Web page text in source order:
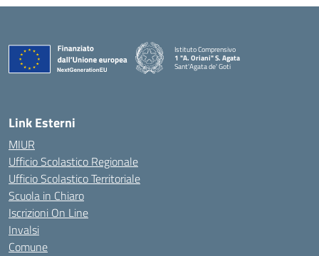
Istituto Comprensivo
1 "A. Oriani" S. Agata
Sant'Agata de' Goti
— Visita la pagina iniziale della scuola
Link Esterni
MIUR
Ufficio Scolastico Regionale
Ufficio Scolastico Territoriale
Scuola in Chiaro
Iscrizioni On Line
Invalsi
Comune